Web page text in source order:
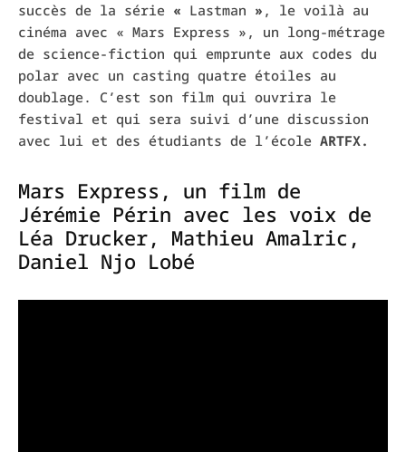
succès de la série « Lastman » , le voilà au
cinéma avec « Mars Express », un long-métrage
de science-fiction qui emprunte aux codes du
polar avec un casting quatre étoiles au
doublage.
C’est son film qui ouvrira le
festival et qui sera suivi d’une discussion
avec lui et des étudiants de l’école ARTFX.
Mars Express, un film de
Jérémie Périn avec les voix de
Léa Drucker, Mathieu Amalric,
Daniel Njo Lobé